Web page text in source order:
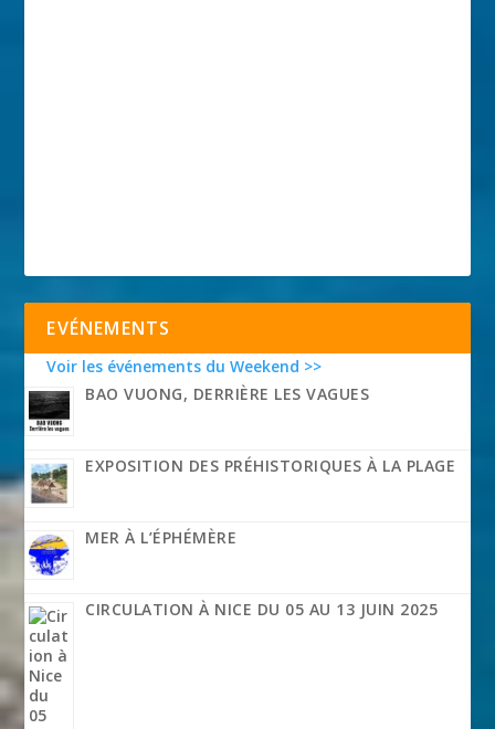
EVÉNEMENTS
Voir les événements du Weekend >>
BAO VUONG, DERRIÈRE LES VAGUES
EXPOSITION DES PRÉHISTORIQUES À LA PLAGE
MER À L’ÉPHÉMÈRE
CIRCULATION À NICE DU 05 AU 13 JUIN 2025